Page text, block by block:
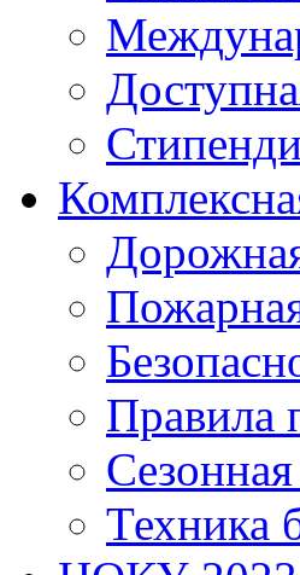
Правила
Техника